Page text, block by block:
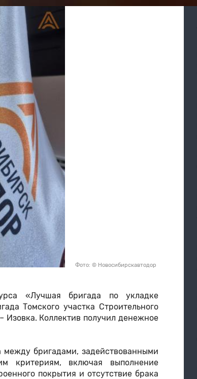
Фото: © Новосибирскавтодор
«Лучшая бригада по укладке
Томского участка Строительного
Изовка. Коллектив получил денежное
между бригадами, задействованными
критериям, включая выполнение
покрытия и отсутствие брака